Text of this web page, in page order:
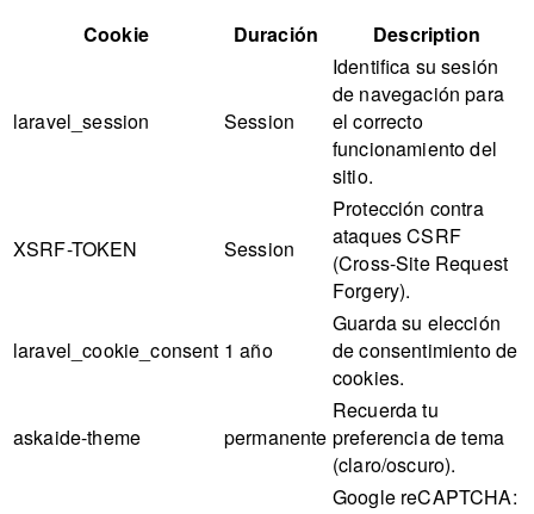
Cookie
Duración Description
laravel_session Session
Identifica su sesión
de navegación para
el correcto
funcionamiento del
sitio.
XSRF-TOKEN Session
Protección contra
ataques CSRF
(Cross-Site Request
Forgery).
laravel_cookie_consent 1 año
Guarda su elección
de consentimiento de
cookies.
askaide-theme permanente
Recuerda tu
preferencia de tema
(claro/oscuro).
Google reCAPTCHA: